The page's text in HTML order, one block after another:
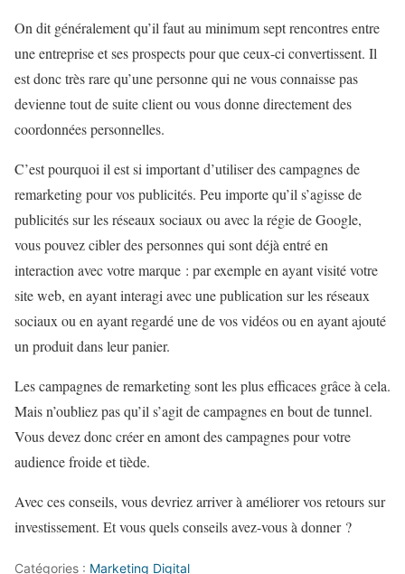
On dit généralement qu’il faut au minimum sept rencontres entre
une entreprise et ses prospects pour que ceux-ci convertissent. Il
est donc très rare qu’une personne qui ne vous connaisse pas
devienne tout de suite client ou vous donne directement des
coordonnées personnelles.
C’est pourquoi il est si important d’utiliser des campagnes de
remarketing pour vos publicités. Peu importe qu’il s’agisse de
publicités sur les réseaux sociaux ou avec la régie de Google,
vous pouvez cibler des personnes qui sont déjà entré en
interaction avec votre marque : par exemple en ayant visité votre
site web, en ayant interagi avec une publication sur les réseaux
sociaux ou en ayant regardé une de vos vidéos ou en ayant ajouté
un produit dans leur panier.
Les campagnes de remarketing sont les plus efficaces grâce à cela.
Mais n’oubliez pas qu’il s’agit de campagnes en bout de tunnel.
Vous devez donc créer en amont des campagnes pour votre
audience froide et tiède.
Avec ces conseils, vous devriez arriver à améliorer vos retours sur
investissement. Et vous quels conseils avez-vous à donner ?
Catégories : Marketing Digital